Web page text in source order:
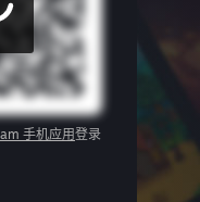
手机应用登录